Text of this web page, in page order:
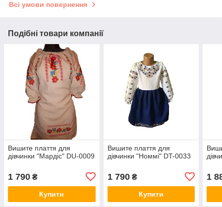
Всі умови повернення
Подібні товари компанії
Вишите плаття для
дівчинки "Мардіс" DU-0009
1 790 ₴
Купити
Вишите плаття для
дівчинки "Номмі" DT-0033
1 790₴
Купити
1